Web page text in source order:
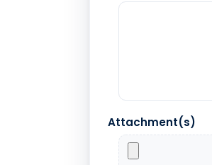
Attachment(s)